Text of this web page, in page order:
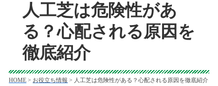
人工芝は危険性があ
る？心配される原因を
徹底紹介
HOME > お役立ち情報 > 人工芝は危険性がある？心配される原因を徹底紹介